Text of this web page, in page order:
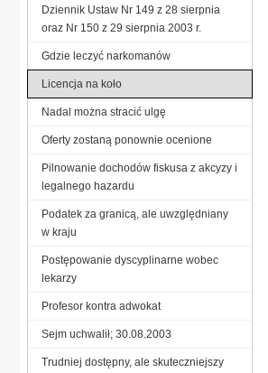
Dziennik Ustaw Nr 149 z 28 sierpnia
oraz Nr 150 z 29 sierpnia 2003 r.
Gdzie leczyć narkomanów
Licencja na koło
Nadal można stracić ulgę
Oferty zostaną ponownie ocenione
Pilnowanie dochodów fiskusa z akcyzy i
legalnego hazardu
Podatek za granicą, ale uwzględniany
w kraju
Postępowanie dyscyplinarne wobec
lekarzy
Profesor kontra adwokat
Sejm uchwalił; 30.08.2003
Trudniej dostępny, ale skuteczniejszy